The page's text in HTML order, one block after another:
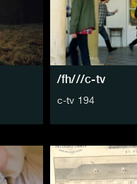
/fh///c-tv
c-tv 194